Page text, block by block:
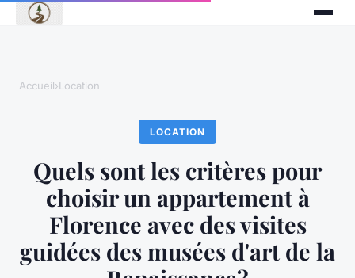
Accueil›Location
LOCATION
Quels sont les critères pour
choisir un appartement à
Florence avec des visites
guidées des musées d'art de la